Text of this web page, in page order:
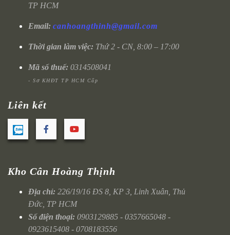
TP HCM
Email: canhoangthinh@gmail.com
Thời gian làm việc: Thứ 2 - CN, 8:00 – 17:00
Mã số thuế: 0314508041
- Sở KHĐT TP HCM Cấp
Liên kết
Kho Cân Hoàng Thịnh
Địa chỉ: 226/19/16 ĐS 8, KP 3, Linh Xuân, Thủ
Đức, TP HCM
Số điện thoại: 0903129885 - 0357665048 -
0923615408 - 0708183556